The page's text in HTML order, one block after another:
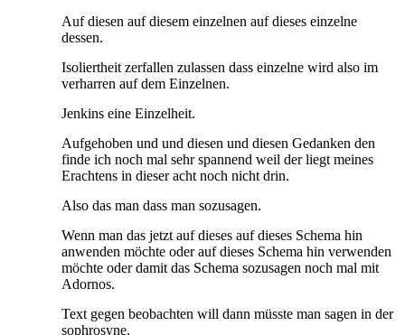
Auf diesen auf diesem einzelnen auf dieses einzelne
dessen.
Isoliertheit zerfallen zulassen dass einzelne wird also im
verharren auf dem Einzelnen.
Jenkins eine Einzelheit.
Aufgehoben und und diesen und diesen Gedanken den
finde ich noch mal sehr spannend weil der liegt meines
Erachtens in dieser acht noch nicht drin.
Also das man dass man sozusagen.
Wenn man das jetzt auf dieses auf dieses Schema hin
anwenden möchte oder auf dieses Schema hin verwenden
möchte oder damit das Schema sozusagen noch mal mit
Adornos.
Text gegen beobachten will dann müsste man sagen in der
sophrosyne.